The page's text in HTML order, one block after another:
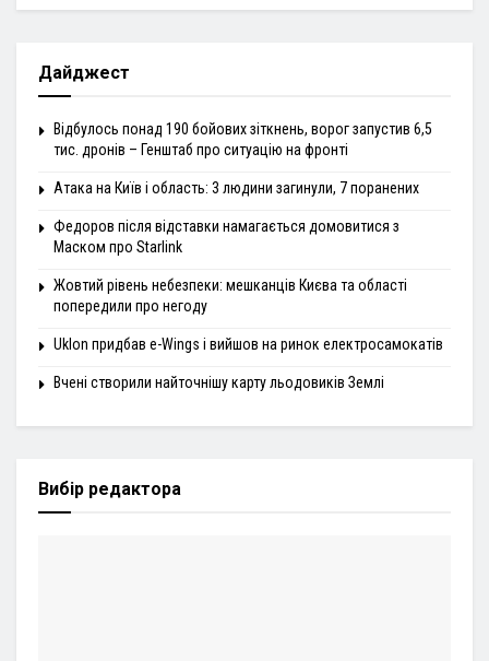
Дайджест
Відбулось понад 190 бойових зіткнень, ворог запустив 6,5
тис. дронів – Генштаб про ситуацію на фронті
Атака на Київ і область: 3 людини загинули, 7 поранених
Федоров після відставки намагається домовитися з
Маском про Starlink
Жовтий рівень небезпеки: мешканців Києва та області
попередили про негоду
Uklon придбав e-Wings і вийшов на ринок електросамокатів
Вчені створили найточнішу карту льодовиків Землі
Вибір редактора